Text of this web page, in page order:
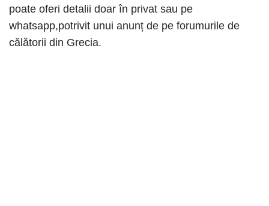
poate oferi detalii doar în privat sau pe
whatsapp,potrivit unui anunț de pe forumurile de
călătorii din Grecia.